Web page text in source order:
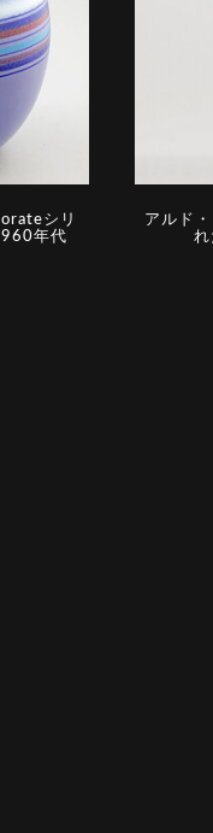
シリ
年代
アルド